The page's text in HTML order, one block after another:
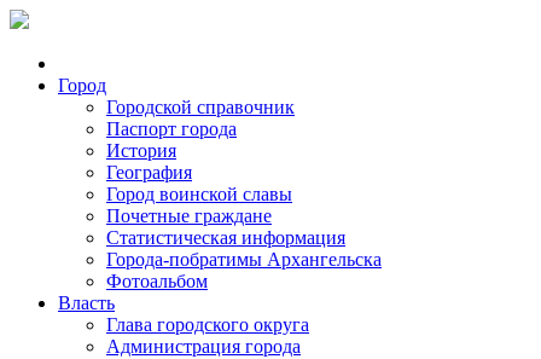
Город
Городской справочник
Паспорт города
История
География
Город воинской славы
Почетные граждане
Статистическая информация
Города-побратимы Архангельска
Фотоальбом
Власть
Глава городского округа
Администрация города